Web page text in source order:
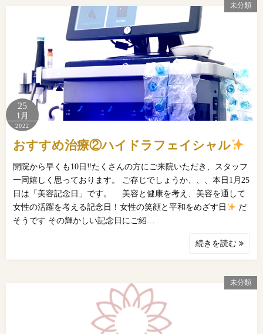
未分類
25
1月
2022
おすすめ治療②ハイドラフェイシャル
開院から早くも10日‼たくさんの方にご来院いただき、スタッフ
一同嬉しく思っております。 ご存じでしょうか、、、本日1月25
日は「美容記念日」です。 美容と健康を考え、美容を通して
女性の活躍を考える記念日！女性の笑顔と平和をめざす日
だ
そうです その輝かしい記念日にご紹…
続きを読む
未分類